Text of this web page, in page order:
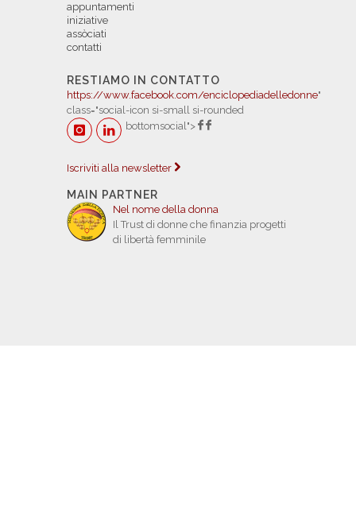
appuntamenti
iniziative
assòciati
contatti
RESTIAMO IN CONTATTO
https://www.facebook.com/enciclopediadelledonne"
class="social-icon si-small si-rounded
bottomsocial">
Iscriviti alla newsletter
MAIN PARTNER
Nel nome della donna
Il Trust di donne che finanzia progetti
di libertà femminile